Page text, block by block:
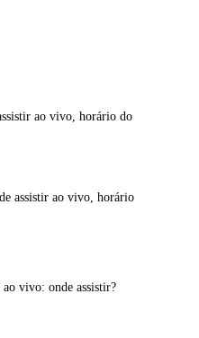
ao vivo, horário do
assistir ao vivo, horário
ao vivo: onde assistir?